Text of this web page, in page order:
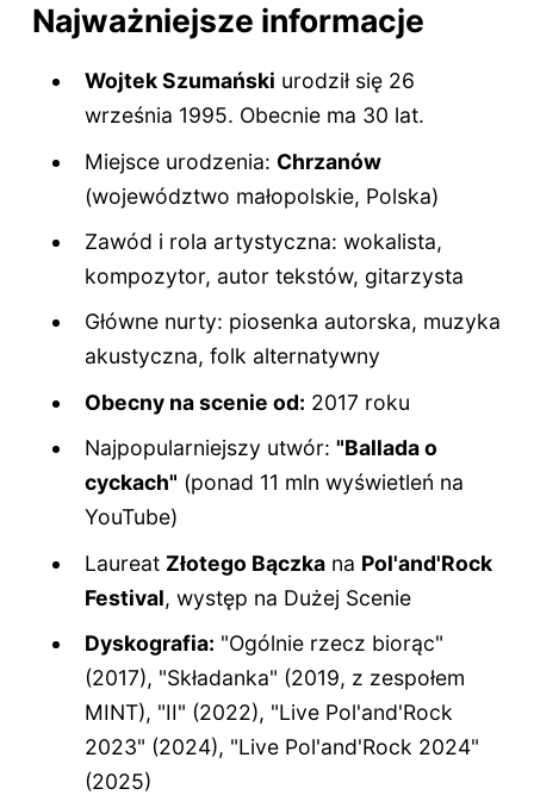
Najważniejsze informacje
Wojtek Szumański urodził się 26
września 1995. Obecnie ma 30 lat.
Miejsce urodzenia: Chrzanów
(województwo małopolskie, Polska)
Zawód i rola artystyczna: wokalista,
kompozytor, autor tekstów, gitarzysta
Główne nurty: piosenka autorska, muzyka
akustyczna, folk alternatywny
Obecny na scenie od: 2017 roku
Najpopularniejszy utwór:"Ballada o
cyckach" (ponad 11 mln wyświetleń na
YouTube)
Laureat Złotego Bączka na Pol'and'Rock
Festival, występ na Dużej Scenie
Dyskografia: "Ogólnie rzecz biorąc"
(2017), "Składanka" (2019, z zespołem
MINT), "II" (2022), "Live Pol'and'Rock
2023" (2024), "Live Pol'and'Rock 2024"
(2025)